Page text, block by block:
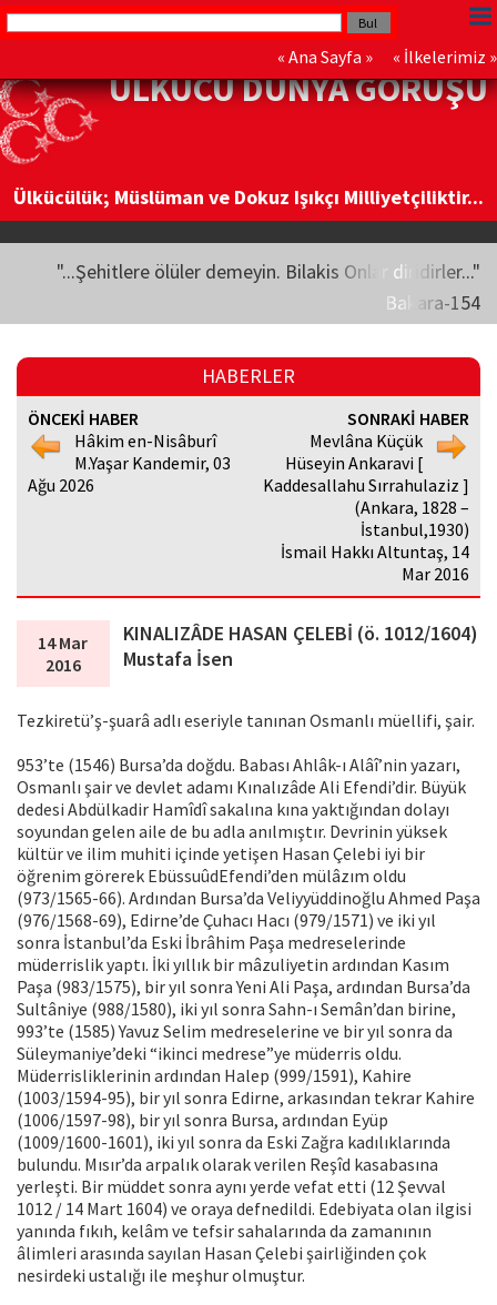
« Ana Sayfa » « İlkelerimiz »
ÜLKÜCÜ DÜNYA GÖRÜŞÜ
Ülkücülük; Müslüman ve Dokuz Işıkçı Milliyetçiliktir...
"...Şehitlere ölüler demeyin. Bilakis Onlar diridirler..."
Bakara-154
HABERLER
ÖNCEKİ HABER
Hâkim en-Nisâburî
M.Yaşar Kandemir, 03
Ağu 2026
SONRAKİ HABER
Mevlâna Küçük
Hüseyin Ankaravi [
Kaddesallahu Sırrahulaziz ]
(Ankara, 1828 –
İstanbul,1930)
İsmail Hakkı Altuntaş, 14
Mar 2016
14 Mar
2016
KINALIZÂDE HASAN ÇELEBİ (ö. 1012/1604)
Mustafa İsen
Tezkiretü’ş-şuarâ adlı eseriyle tanınan Osmanlı müellifi, şair.
953’te (1546) Bursa’da doğdu. Babası Ahlâk-ı Alâî’nin yazarı,
Osmanlı şair ve devlet adamı Kınalızâde Ali Efendi’dir. Büyük
dedesi Abdülkadir Hamîdî sakalına kına yaktığından dolayı
soyundan gelen aile de bu adla anılmıştır. Devrinin yüksek
kültür ve ilim muhiti içinde yetişen Hasan Çelebi iyi bir
öğrenim görerek EbüssuûdEfendi’den mülâzım oldu
(973/1565-66). Ardından Bursa’da Veliyyüddinoğlu Ahmed Paşa
(976/1568-69), Edirne’de Çuhacı Hacı (979/1571) ve iki yıl
sonra İstanbul’da Eski İbrâhim Paşa medreselerinde
müderrislik yaptı. İki yıllık bir mâzuliyetin ardından Kasım
Paşa (983/1575), bir yıl sonra Yeni Ali Paşa, ardından Bursa’da
Sultâniye (988/1580), iki yıl sonra Sahn-ı Semân’dan birine,
993’te (1585) Yavuz Selim medreselerine ve bir yıl sonra da
Süleymaniye’deki “ikinci medrese”ye müderris oldu.
Müderrisliklerinin ardından Halep (999/1591), Kahire
(1003/1594-95), bir yıl sonra Edirne, arkasından tekrar Kahire
(1006/1597-98), bir yıl sonra Bursa, ardından Eyüp
(1009/1600-1601), iki yıl sonra da Eski Zağra kadılıklarında
bulundu. Mısır’da arpalık olarak verilen Reşîd kasabasına
yerleşti. Bir müddet sonra aynı yerde vefat etti (12 Şevval
1012 / 14 Mart 1604) ve oraya defnedildi. Edebiyata olan ilgisi
yanında fıkıh, kelâm ve tefsir sahalarında da zamanının
âlimleri arasında sayılan Hasan Çelebi şairliğinden çok
nesirdeki ustalığı ile meşhur olmuştur.